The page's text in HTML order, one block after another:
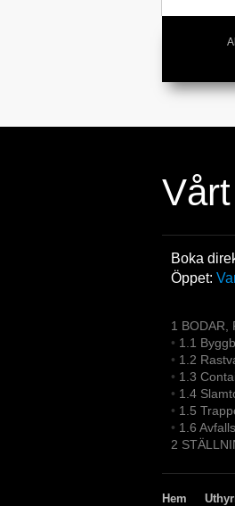
Boka
Öppet:
1 BODAR,
• 1.1
• 1.2
• 1.3
• 1.4
• 1.5
• 1.6
2
Hem